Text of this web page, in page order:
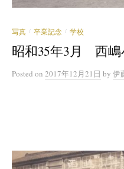
写真 / 卒業記念 / 学校
昭和35年3月 西
Posted on 2017年12月21日 by 伊